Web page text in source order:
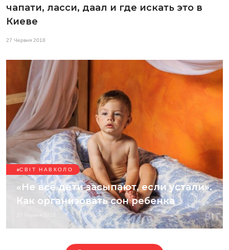
чапати, ласси, даал и где искать это в
Киеве
27 Червня 2018
СВІТ НАВКОЛО
«Не все дети засыпают, если устали».
Как организовать сон ребенка